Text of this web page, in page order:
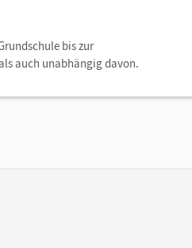
bis zur
auch unabhängig davon.